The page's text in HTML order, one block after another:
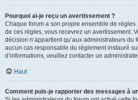
Pourquoi ai-je reçu un avertissement ?
Chaque forum a son propre ensemble de
de ces règles, vous recevrez un avertissement.
décision n’appartient qu’aux administrateurs du
aucun cas responsable du règlement instauré
d’informations, veuillez contacter un
Haut
Comment puis-je rapporter des messages à